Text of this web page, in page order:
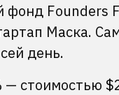
фонд Founders
Маска.
день.
— стоимостью